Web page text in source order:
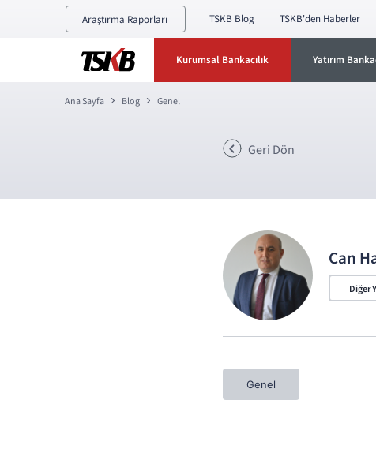
Araştırma Raporları TSKB Blog TSKB'den Haberler
Kurumsal Bankacılık Yatırım
Ana Sayfa Blog Genel
Geri Dön
Can
Diğer
Genel